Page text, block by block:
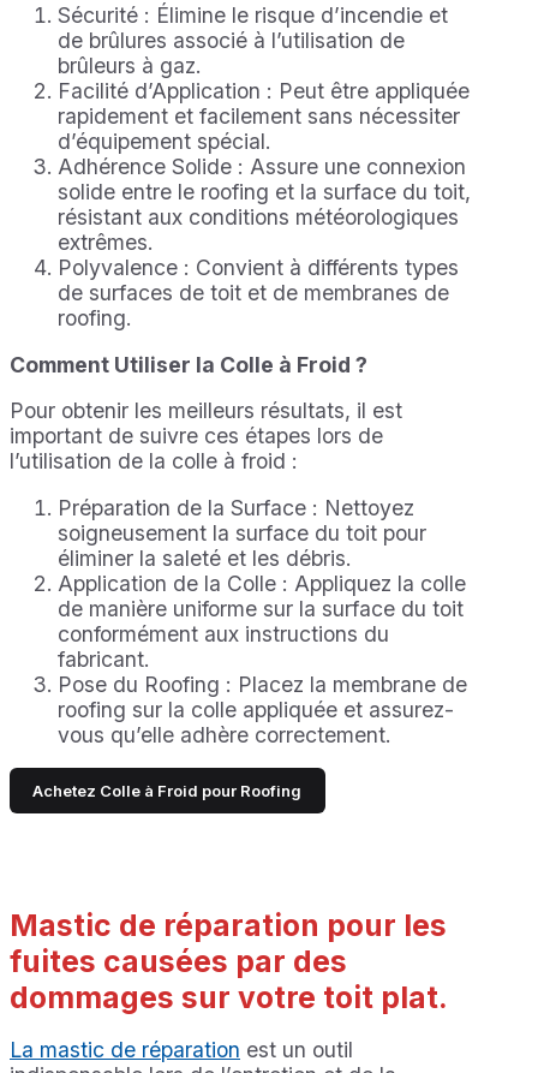
Sécurité : Élimine le risque d’incendie et
de brûlures associé à l’utilisation de
brûleurs à gaz.
Facilité d’Application : Peut être appliquée
rapidement et facilement sans nécessiter
d’équipement spécial.
Adhérence Solide : Assure une connexion
solide entre le roofing et la surface du toit,
résistant aux conditions météorologiques
extrêmes.
Polyvalence : Convient à différents types
de surfaces de toit et de membranes de
roofing.
Comment Utiliser la Colle à Froid ?
Pour obtenir les meilleurs résultats, il est
important de suivre ces étapes lors de
l’utilisation de la colle à froid :
Préparation de la Surface : Nettoyez
soigneusement la surface du toit pour
éliminer la saleté et les débris.
Application de la Colle : Appliquez la colle
de manière uniforme sur la surface du toit
conformément aux instructions du
fabricant.
Pose du Roofing : Placez la membrane de
roofing sur la colle appliquée et assurez-
vous qu’elle adhère correctement.
Achetez Colle à Froid pour Roofing
Mastic de réparation pour les
fuites causées par des
dommages sur votre toit plat.
La mastic de réparation est un outil